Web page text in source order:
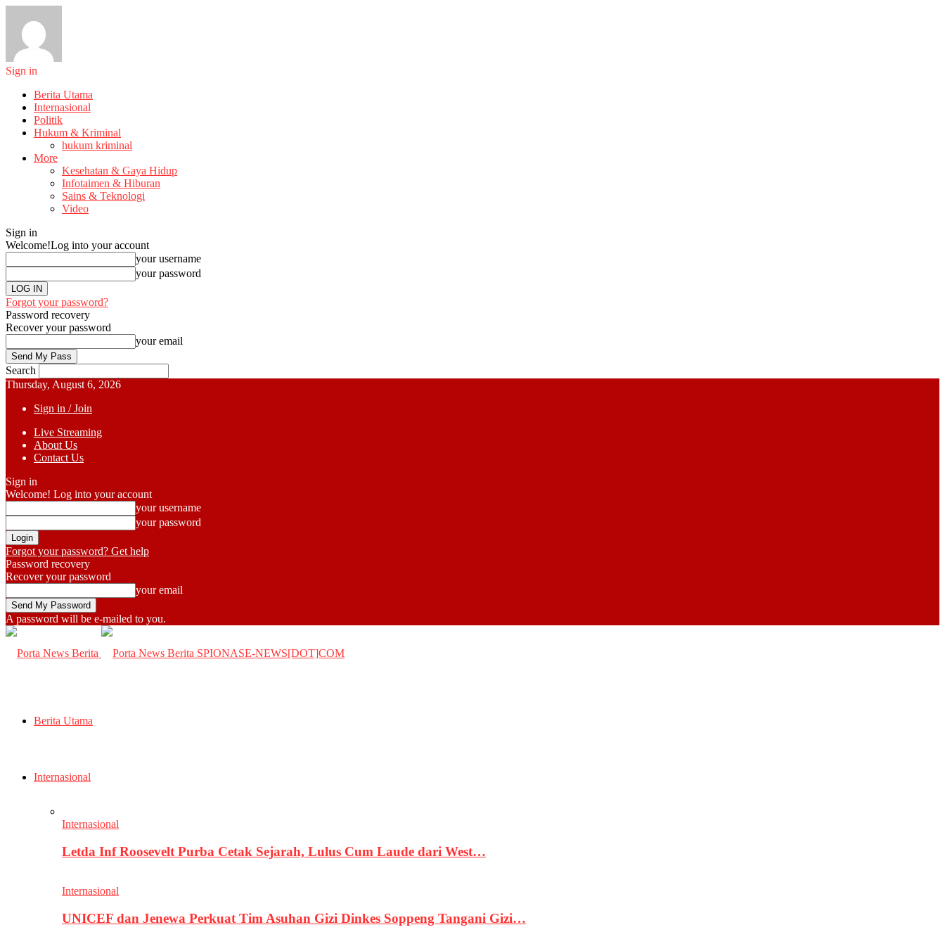
Sign in
Berita Utama
Internasional
Politik
Hukum & Kriminal
hukum kriminal
More
Kesehatan & Gaya Hidup
Infotaimen & Hiburan
Sains & Teknologi
Video
Sign in
Welcome!Log into your account
your username
your password
Forgot your password?
Password recovery
Recover your password
your email
Search
Thursday, August 6, 2026
Sign in / Join
Live Streaming
About Us
Contact Us
Sign in
Welcome! Log into your account
your username
your password
Forgot your password? Get help
Password recovery
Recover your password
your email
A password will be e-mailed to you.
SPIONASE-NEWS[DOT]COM
Berita Utama
Internasional
Internasional
Letda Inf Roosevelt Purba Cetak Sejarah, Lulus Cum Laude dari West…
Internasional
UNICEF dan Jenewa Perkuat Tim Asuhan Gizi Dinkes Soppeng Tangani Gizi…